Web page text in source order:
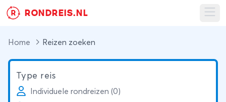
R RONDREIS.NL
Home Reizen zoeken
Type reis
Individuele rondreizen (0)